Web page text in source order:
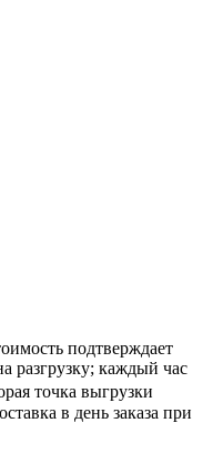
подтверждает
разгрузку; каждый час
точка выгрузки
в день заказа при